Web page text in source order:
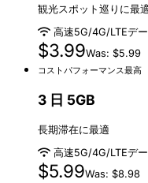
観光スポット巡りに最
高速5G/4G/LTEデ
$3.99Was: $5.99
コストパフォーマンス最高
3 日 5GB
長期滞在に最適
高速5G/4G/LTEデ
$5.99Was: $8.98